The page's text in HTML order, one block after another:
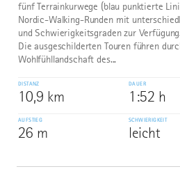
fünf Terrainkurwege (blau punktierte
Nordic-Walking-Runden mit
und Schwierigkeitsgraden zur
Die ausgeschilderten Touren führen
Wohlfühllandschaft des...
DISTANZ
10,9 km
DAUER
1:52 h
AUFSTIEG
26 m
SCHWIERIGKEIT
leicht